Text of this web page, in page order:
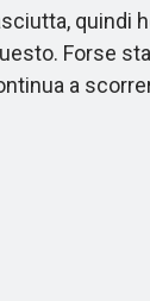
quindi
Forse
a